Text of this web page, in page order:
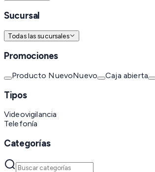
Sucursal
Todas las sucursales
Promociones
Producto NuevoNuevo Caja abierta
Tipos
Videovigilancia
Telefonía
Categorías